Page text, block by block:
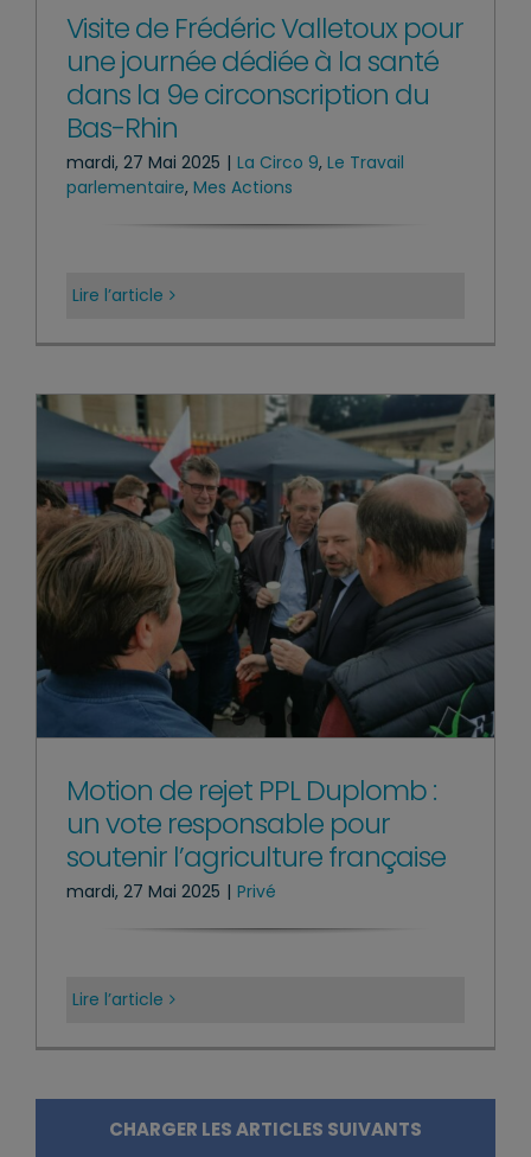
Visite de Frédéric Valletoux pour
une journée dédiée à la santé
dans la 9e circonscription du
Bas-Rhin
mardi, 27 Mai 2025 | La Circo 9, Le Travail
parlementaire, Mes Actions
Lire l’article
Motion de rejet PPL Duplomb :
un vote responsable pour
soutenir l’agriculture française
mardi, 27 Mai 2025 | Privé
Lire l’article
CHARGER LES ARTICLES SUIVANTS